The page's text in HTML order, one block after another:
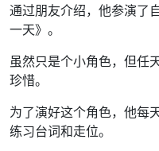
通过朋友介绍，他参演了
一天》。
虽然只是个小角色，但任
珍惜。
为了演好这个角色，他每
练习台词和走位。